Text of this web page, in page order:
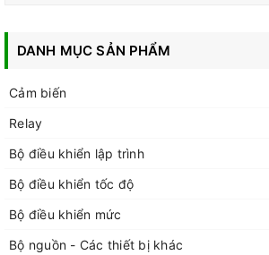
DANH MỤC SẢN PHẨM
Cảm biến
Relay
Bộ điều khiển lập trình
Bộ điều khiển tốc độ
Bộ điều khiển mức
Bộ nguồn - Các thiết bị khác